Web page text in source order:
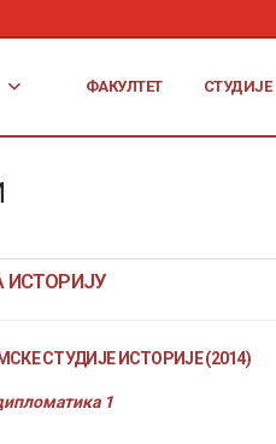
ФАКУЛТЕТ СТУДИЈЕ
СТУДИЈЕ ИСТОРИЈЕ (2014)
1